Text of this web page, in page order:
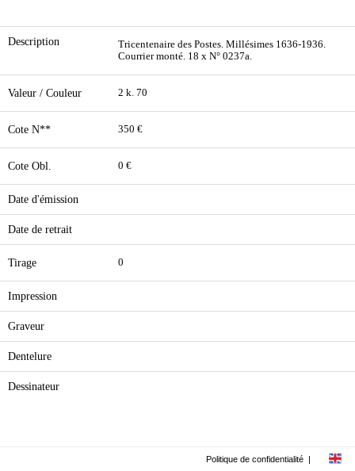
Description
Tricentenaire des Postes. Millésimes 1636-1936.
Courrier monté. 18 x N° 0237a.
Valeur / Couleur 2 k. 70
Cote N** 350 €
Cote Obl. 0 €
Date d'émission
Date de retrait
Tirage 0
Impression
Graveur
Dentelure
Dessinateur
Politique de confidentialité |